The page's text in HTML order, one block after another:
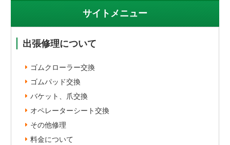
サイトメニュー
出張修理について
ゴムクローラー交換
ゴムパッド交換
バケット、爪交換
オペレーターシート交換
その他修理
料金について